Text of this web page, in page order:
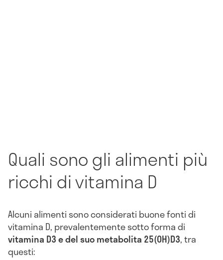
Quali sono gli alimenti più
ricchi di vitamina D
Alcuni alimenti sono considerati buone fonti di
vitamina D, prevalentemente sotto forma di
vitamina D3 e del suo metabolita 25(OH)D3, tra
questi: